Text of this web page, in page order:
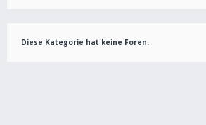
Diese Kategorie hat keine Foren.